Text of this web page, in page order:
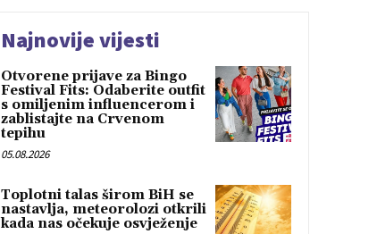
Najnovije vijesti
Otvorene prijave za Bingo
Festival Fits: Odaberite outfit
s omiljenim influencerom i
zablistajte na Crvenom
tepihu
05.08.2026
Toplotni talas širom BiH se
nastavlja, meteorolozi otkrili
kada nas očekuje osvježenje